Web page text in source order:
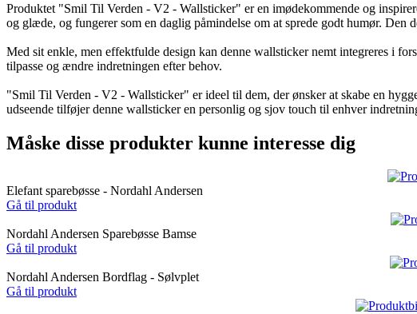
Produktet "Smil Til Verden - V2 - Wallsticker" er en imødekommende og
og glæde, og fungerer som en daglig påmindelse om at sprede godt humør.
Med sit enkle, men effektfulde design kan denne wallsticker nemt integreres i
tilpasse og ændre indretningen efter behov.
"Smil Til Verden - V2 - Wallsticker" er ideel til dem, der ønsker at skabe en
udseende tilføjer denne wallsticker en personlig og sjov touch til enhver
Måske disse produkter kunne interesse dig
Elefant sparebøsse - Nordahl Andersen
Gå til produkt
Nordahl Andersen Sparebøsse Bamse
Gå til produkt
Nordahl Andersen Bordflag - Sølvplet
Gå til produkt